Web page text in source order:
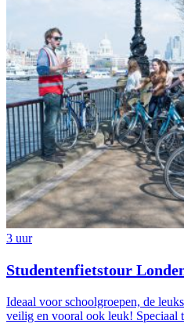
3 uur
Studentenfietstour
Ideaal voor schoolgroepen, de
veilig en vooral ook leuk! Speciaal